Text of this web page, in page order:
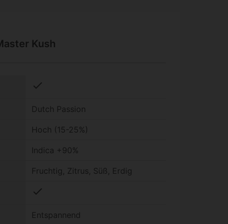
Kush
check
Dutch Passion
Hoch (15-25%)
Indica +90%
Fruchtig, Zitrus, Süß, Erdig
check
Entspannend